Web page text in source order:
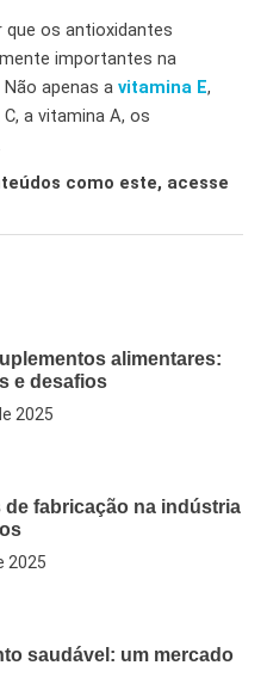
os antioxidantes
importantes na
apenas a vitamina E,
a vitamina A, os
como este, acesse
alimentares:
e desafios
2025
de fabricação na indústria
2025
saudável: um mercado